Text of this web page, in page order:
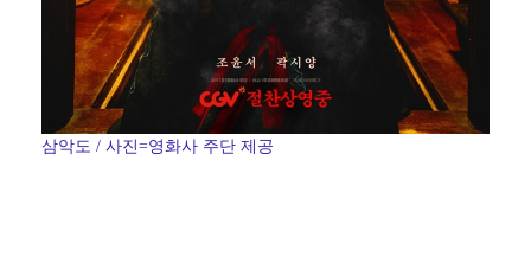
삼악도 / 사진=영화사 주단 제공